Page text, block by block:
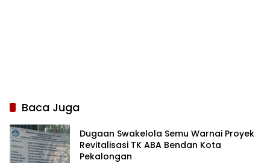
Baca Juga
Dugaan Swakelola Semu Warnai Proyek
Revitalisasi TK ABA Bendan Kota
Pekalongan